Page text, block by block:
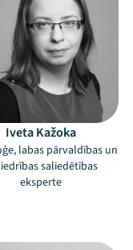
Iveta Kažoka
labas pārvaldības un
saliedētības
eksperte